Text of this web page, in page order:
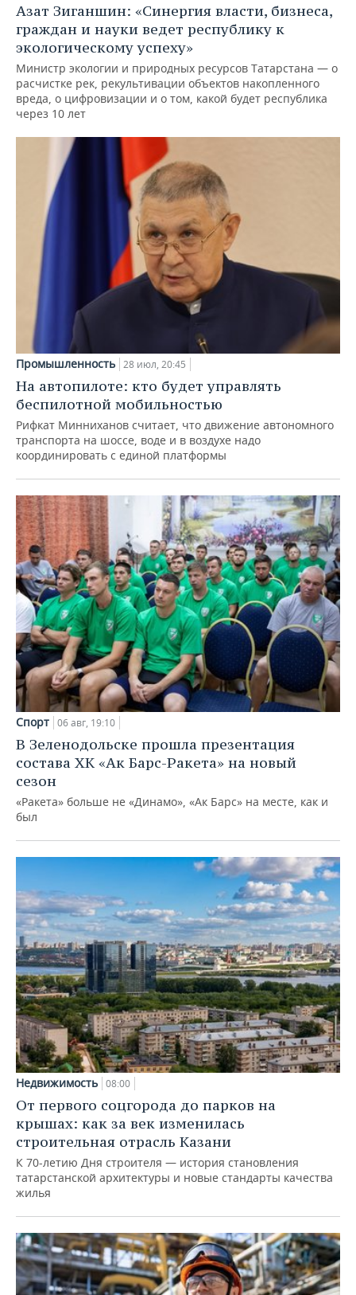
Азат Зиганшин: «Синергия власти, бизнеса,
граждан и науки ведет республику к
экологическому успеху»
Министр экологии и природных ресурсов Татарстана — о
расчистке рек, рекультивации объектов накопленного
вреда, о цифровизации и о том, какой будет республика
через 10 лет
Промышленность 28 июл, 20:45
На автопилоте: кто будет управлять
беспилотной мобильностью
Рифкат Минниханов считает, что движение автономного
транспорта на шоссе, воде и в воздухе надо
координировать с единой платформы
Спорт 06 авг, 19:10
В Зеленодольске прошла презентация
состава ХК «Ак Барс-Ракета» на новый
сезон
«Ракета» больше не «Динамо», «Ак Барс» на месте, как и
был
Недвижимость 08:00
От первого соцгорода до парков на
крышах: как за век изменилась
строительная отрасль Казани
К 70-летию Дня строителя — история становления
татарстанской архитектуры и новые стандарты качества
жилья